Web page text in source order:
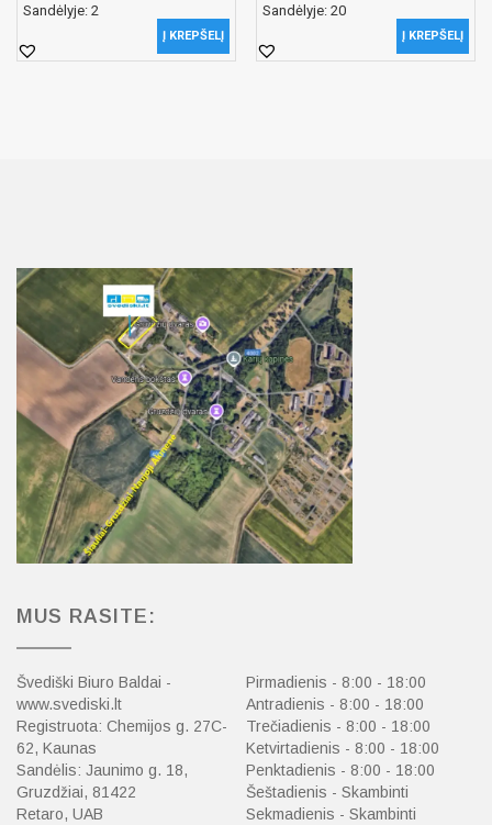
Sandėlyje: 2
Į KREPŠELĮ
Sandėlyje: 20
Į KREPŠELĮ
MUS RASITE:
Švediški Biuro Baldai -
www.svediski.lt
Registruota: Chemijos g. 27C-
62, Kaunas
Sandėlis: Jaunimo g. 18,
Gruzdžiai, 81422
Retaro, UAB
Pirmadienis - 8:00 - 18:00
Antradienis - 8:00 - 18:00
Trečiadienis - 8:00 - 18:00
Ketvirtadienis - 8:00 - 18:00
Penktadienis - 8:00 - 18:00
Šeštadienis - Skambinti
Sekmadienis - Skambinti